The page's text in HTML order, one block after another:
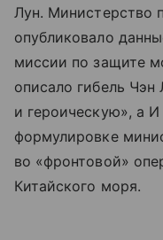
Лун. Министерство
опубликовало
миссии по защите
описало гибель Чэн
и героическую», а
формулировке
во «фронтовой»
Китайского моря.